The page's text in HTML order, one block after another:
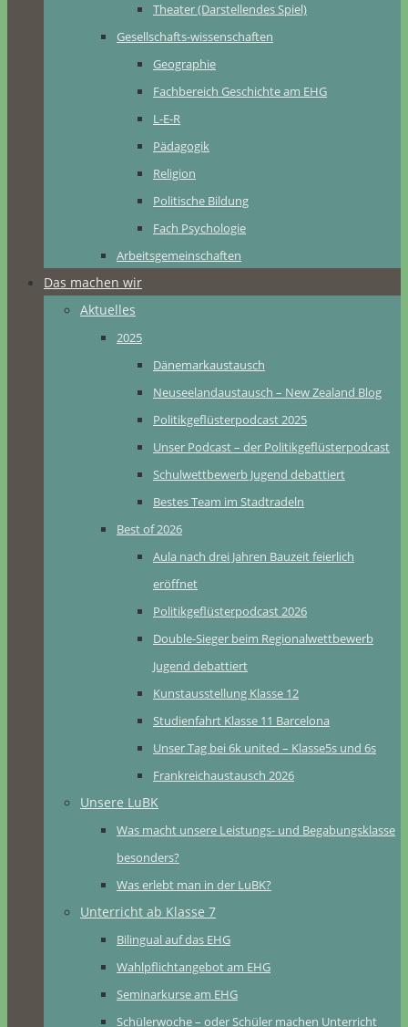
Theater (Darstellendes Spiel)
Gesellschafts-wissenschaften
Geographie
Fachbereich Geschichte am EHG
L-E-R
Pädagogik
Religion
Politische Bildung
Fach Psychologie
Arbeitsgemeinschaften
Das machen wir
Aktuelles
2025
Dänemarkaustausch
Neuseelandaustausch – New Zealand Blog
Politikgeflüsterpodcast 2025
Unser Podcast – der Politikgeflüsterpodcast
Schulwettbewerb Jugend debattiert
Bestes Team im Stadtradeln
Best of 2026
Aula nach drei Jahren Bauzeit feierlich
eröffnet
Politikgeflüsterpodcast 2026
Double-Sieger beim Regionalwettbewerb
Jugend debattiert
Kunstausstellung Klasse 12
Studienfahrt Klasse 11 Barcelona
Unser Tag bei 6k united – Klasse5s und 6s
Frankreichaustausch 2026
Unsere LuBK
Was macht unsere Leistungs- und Begabungsklasse
besonders?
Was erlebt man in der LuBK?
Unterricht ab Klasse 7
Bilingual auf das EHG
Wahlpflichtangebot am EHG
Seminarkurse am EHG
Schülerwoche – oder Schüler machen Unterricht